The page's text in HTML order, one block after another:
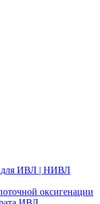
для ИВЛ | НИВЛ
оксигенации